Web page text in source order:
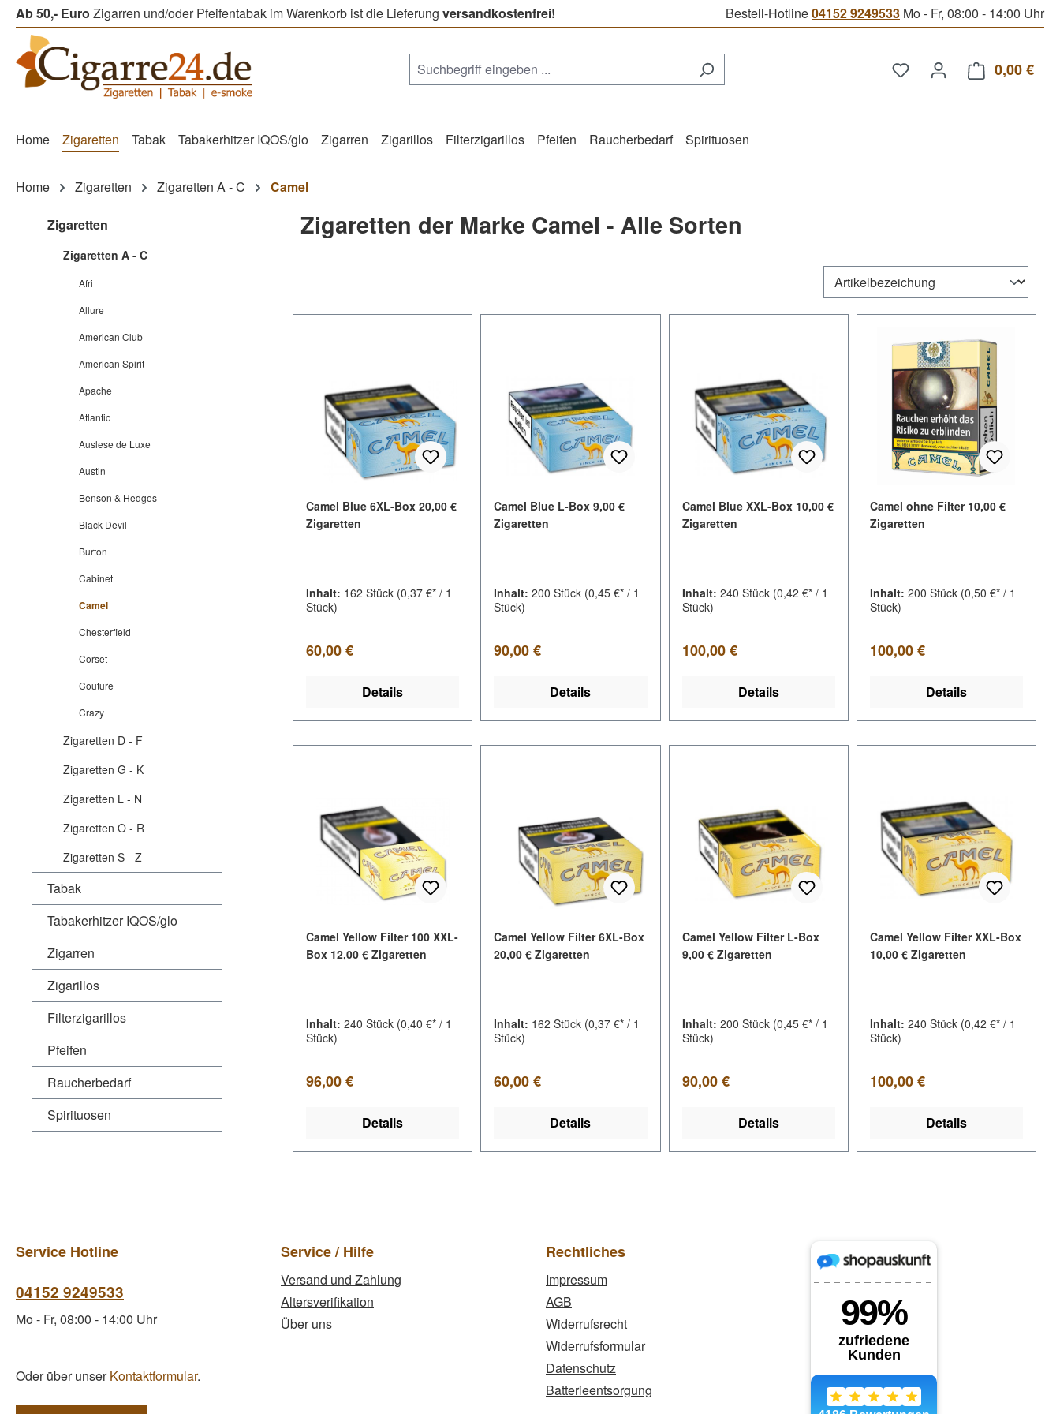
Hauptinhalt springen
Zur Suche springen
Zur Hauptnavigation springen
Ab 50,- Euro Zigarren und/oder Pfeifentabak im Warenkorb ist die Lieferung versandkostenfrei! Bestell-Hotline04152 9249533 Mo - Fr, 08:00 - 14:00 Uhr
Du hast 0 Produkte auf
0,00 €
Home Zigaretten Tabak Tabakerhitzer IQOS/glo Zigarren Zigarillos Filterzigarillos Pfeifen Raucherbedarf Spirituosen
Home Zigaretten Zigaretten A - C Camel
Zigaretten
Zigaretten A - C
Afri
Allure
American Club
American Spirit
Apache
Atlantic
Auslese de Luxe
Austin
Benson & Hedges
Black Devil
Burton
Cabinet
Camel
Chesterfield
Corset
Couture
Crazy
Zigaretten D - F
Zigaretten G - K
Zigaretten L - N
Zigaretten O - R
Zigaretten S - Z
Tabak
Tabakerhitzer IQOS/glo
Zigarren
Zigarillos
Filterzigarillos
Pfeifen
Raucherbedarf
Spirituosen
Zigaretten der Marke Camel - Alle Sorten
Camel Blue 6XL-Box 20,00 €
Zigaretten
Inhalt: 162 Stück (0,37 €* / 1
Stück)
Regulärer Preis:
60,00 €
Details
Camel Blue L-Box 9,00 €
Zigaretten
Inhalt:200 Stück (0,45 €* / 1
Stück)
Regulärer Preis:
90,00 €
Details
Camel Blue XXL-Box 10,00 €
Zigaretten
Inhalt: 240 Stück (0,42 €* / 1
Stück)
Regulärer Preis:
100,00 €
Details
Camel ohne Filter 10,00 €
Zigaretten
Inhalt: 200 Stück (0,50 €* / 1
Stück)
Regulärer Preis:
100,00 €
Details
Camel Yellow Filter 100 XXL-
Box 12,00 € Zigaretten
Inhalt: 240 Stück (0,40 €* / 1
Stück)
Regulärer Preis:
96,00 €
Details
Camel Yellow Filter 6XL-Box
20,00 € Zigaretten
Inhalt: 162 Stück (0,37 €* / 1
Stück)
Regulärer Preis:
60,00 €
Details
Camel Yellow Filter L-Box
9,00 € Zigaretten
Inhalt: 200 Stück (0,45 €* / 1
Stück)
Regulärer Preis:
90,00 €
Details
Camel Yellow Filter XXL-Box
10,00 € Zigaretten
Inhalt: 240 Stück (0,42 €* / 1
Stück)
Regulärer Preis:
100,00 €
Details
Service Hotline
04152 9249533
Mo - Fr, 08:00 - 14:00 Uhr
Oder über unserKontaktformular.
Service / Hilfe
Versand und Zahlung
Altersverifikation
Über uns
Rechtliches
Impressum
AGB
Widerrufsrecht
Widerrufsformular
Datenschutz
Batterieentsorgung